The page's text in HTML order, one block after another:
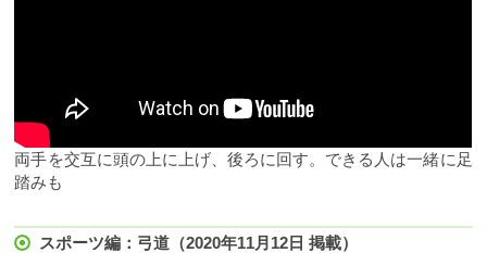
両手を交互に頭の上に上げ、後ろに回す。できる人は一緒に足
踏みも
スポーツ編：弓道（2020年11月12日 掲載）